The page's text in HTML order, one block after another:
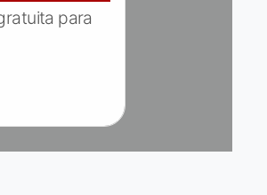
para